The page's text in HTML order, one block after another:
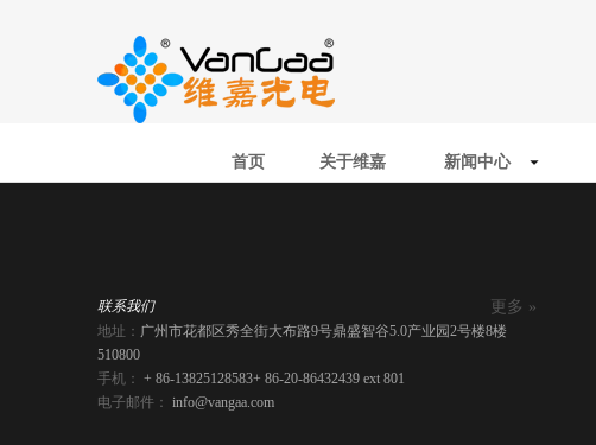
首页 关于维嘉 新闻中心
联系我们 更多 »
地址： 广州市花都区秀全街大布路9号鼎盛智谷5.0产业园2号楼8楼
510800
手机： + 86-13825128583+ 86-20-86432439 ext 801
电子邮件： info@vangaa.com